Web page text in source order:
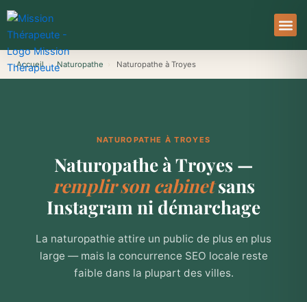
Aller
au
contenu
Accueil › Naturopathe Naturopathe à Troyes
NATUROPATHE À TROYES
Naturopathe à Troyes —
remplir son cabinetsans
Instagram ni démarchage
La naturopathie attire un public de plus en plus
large — mais la concurrence SEO locale reste
faible dans la plupart des villes.